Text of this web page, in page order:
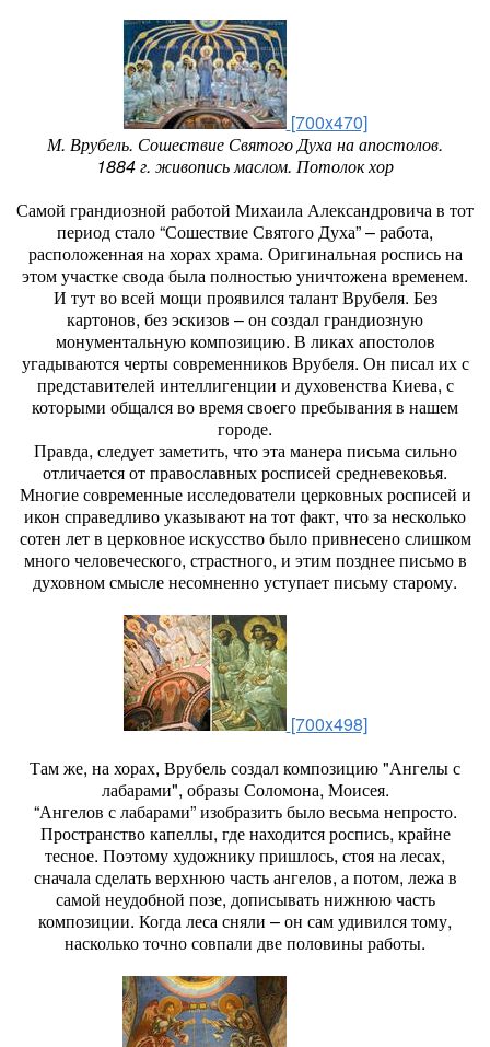
[700x470]
М. Врубель. Сошествие Святого Духа на апостолов.
1884 г. живопись маслом. Потолок хор
Самой грандиозной работой Михаила Александровича в тот
период стало “Сошествие Святого Духа” – работа,
расположенная на хорах храма. Оригинальная роспись на
этом участке свода была полностью уничтожена временем.
И тут во всей мощи проявился талант Врубеля. Без
картонов, без эскизов – он создал грандиозную
монументальную композицию. В ликах апостолов
угадываются черты современников Врубеля. Он писал их с
представителей интеллигенции и духовенства Киева, с
которыми общался во время своего пребывания в нашем
городе.
Правда, следует заметить, что эта манера письма сильно
отличается от православных росписей средневековья.
Многие современные исследователи церковных росписей и
икон справедливо указывают на тот факт, что за несколько
сотен лет в церковное искусство было привнесено слишком
много человеческого, страстного, и этим позднее письмо в
духовном смысле несомненно уступает письму старому.
[700x498]
Там же, на хорах, Врубель создал композицию "Ангелы с
лабарами", образы Соломона, Моисея.
“Ангелов с лабарами” изобразить было весьма непросто.
Пространство капеллы, где находится роспись, крайне
тесное. Поэтому художнику пришлось, стоя на лесах,
сначала сделать верхнюю часть ангелов, а потом, лежа в
самой неудобной позе, дописывать нижнюю часть
композиции. Когда леса сняли – он сам удивился тому,
насколько точно совпали две половины работы.